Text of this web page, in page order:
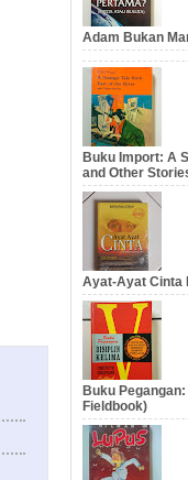
Adam Bukan
Buku Import: A
and Other
Ayat-Ayat Cinta
Buku
Fieldbook)